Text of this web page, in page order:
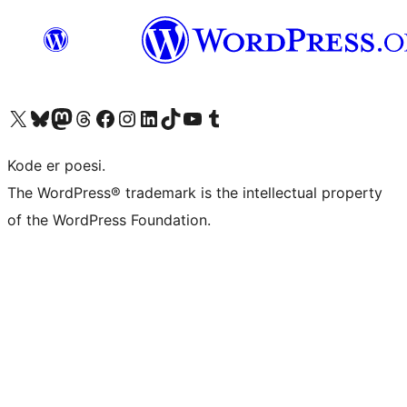
Besøg vores X (tidligere Twitter) konto
Besøg vores Bluesky-konto
Besøg vores Mastodon konto
Besøg vores Threads-konto
Besøg vores Facebook sideBesøg vores Instagram konto
Besøg vores LinkedIn konto
Besøg vores TikTok-konto
Besøg vores YouTube-kanalBesøg vores Tumblr-konto
Kode er poesi.
The WordPress® trademark is the intellectual property
of the WordPress Foundation.